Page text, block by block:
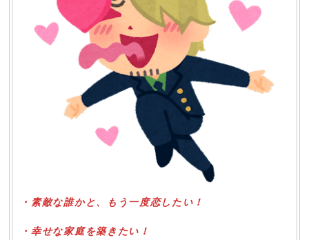
・素敵な誰かと、もう一度恋したい！
・幸せな家庭を築きたい！